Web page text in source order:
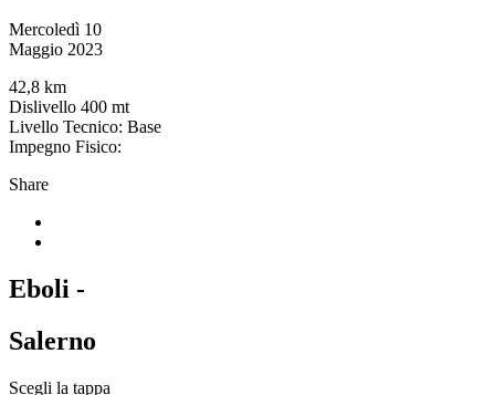
Mercoledì 10
Maggio 2023
42,8 km
Dislivello 400 mt
Livello Tecnico: Base
Impegno Fisico:
Share
Eboli -
Salerno
Scegli la tappa